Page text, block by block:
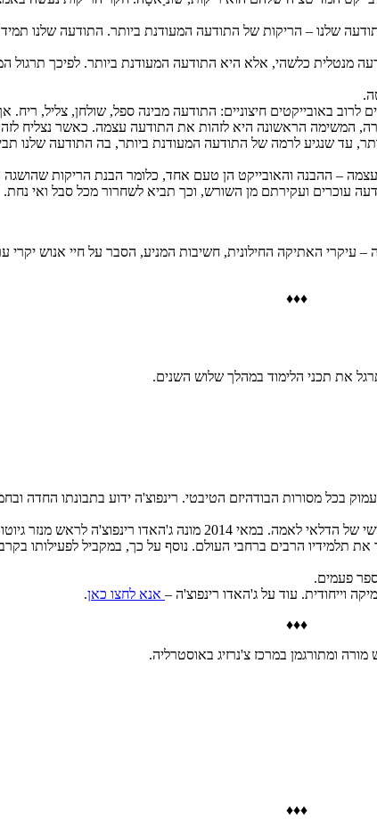
שלנו – הריקות של התודעה המעודנת ביותר. התודעה שלנו תמיד
מנטלית כלשהי, אלא היא התודעה המעודנת ביותר. לפיכך תרגול
לרוב באובייקטים חיצוניים: התודעה מבינה ספל, שולחן, צליל,
המשימה הראשונה היא לזהות את התודעה עצמה. כאשר נצליח
עד שנגיע לרמה של התודעה המעודנת ביותר, בה התודעה שלנו
– ההבנה והאובייקט הן טעם אחד, כלומר הבנת הריקות שהושגה
עוכרים ועקירתם מן השורש, וכך תביא לשחרור מכל סבל ואי נחת.
עיקרי האתיקה החילונית, חשיבות המניע, הסבר על חיי אנוש יקרי
♦♦♦
את תכני הלימוד במהלך שלוש השנים.
מסורות הבודהיזם הטיבטי. רינפוצ'ה ידוע בתבונתו החדה
ג'האדו רינפוצ'ה מונה ע"י כבוד הדלאי לאמה ב-1997 לראש מנזר נַמְגְיַאל שבדָהרַמְסָלָה,
ממנזר גיוטו בתחילת 2017 רינפוצ'ה מרבה לנסוע וללמד את תלמידיו הרבים ברחבי העולם. נוסף על
פעמים.
וייחודית. עוד על ג'האדו רינפוצ'ה – אנא לחצו כאן.
♦♦♦
ומתורגמן במרכז צ'נרזיג באוסטרליה.
♦♦♦